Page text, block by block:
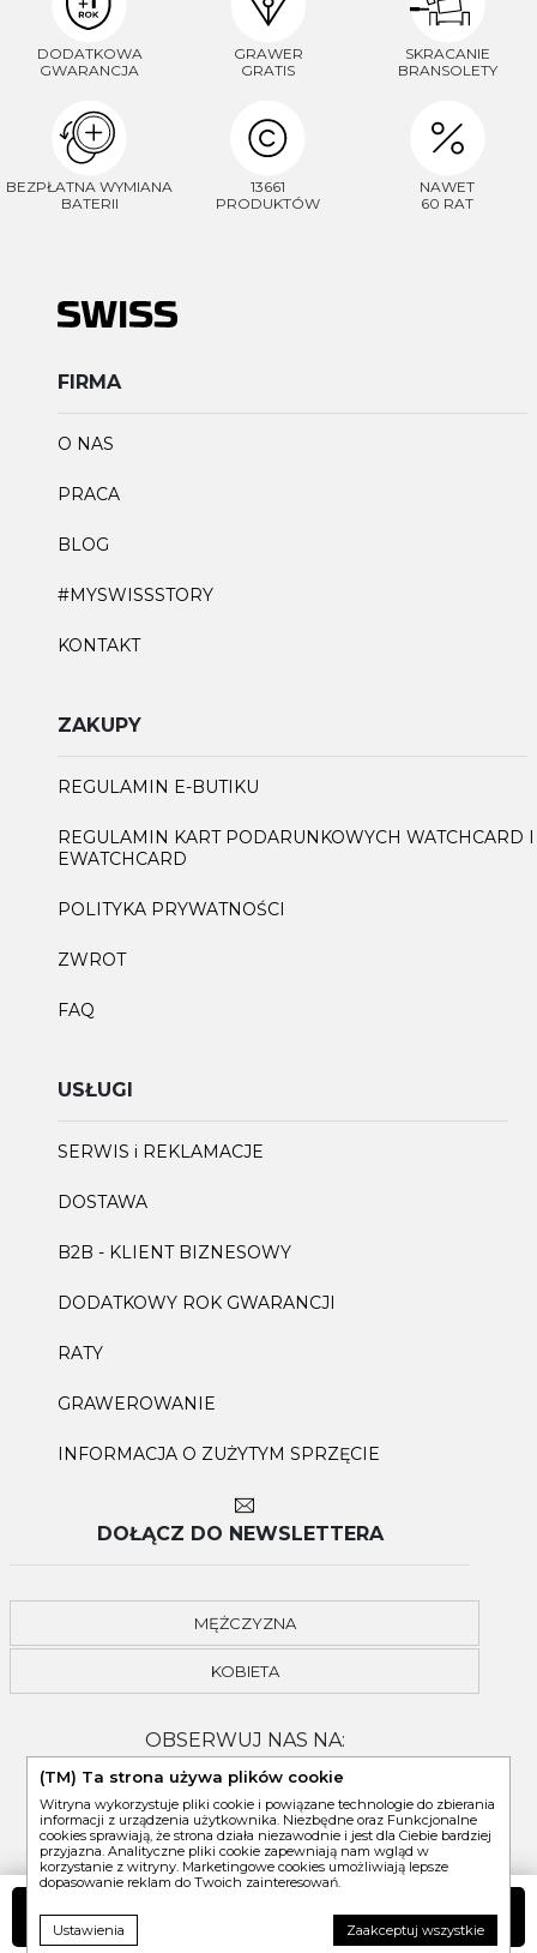
DO KOSZYKA
DODATKOWA
GWARANCJA
GRAWER
GRATIS
SKRACANIE
BRANSOLETY
BEZPŁATNA WYMIANA
BATERII
13661
PRODUKTÓW
NAWET
60 RAT
FIRMA
O NAS
PRACA
BLOG
#MYSWISSSTORY
KONTAKT
ZAKUPY
REGULAMIN E-BUTIKU
REGULAMIN KART PODARUNKOWYCH WATCHCARD I
EWATCHCARD
POLITYKA PRYWATNOŚCI
ZWROT
FAQ
USŁUGI
SERWIS i REKLAMACJE
DOSTAWA
B2B - KLIENT BIZNESOWY
DODATKOWY ROK GWARANCJI
RATY
GRAWEROWANIE
INFORMACJA O ZUŻYTYM SPRZĘCIE
DOŁĄCZ DO NEWSLETTERA
MĘŻCZYZNA
KOBIETA
OBSERWUJ NAS NA:
(TM) Ta strona używa plików cookie
Witryna wykorzystuje pliki cookie i powiązane technologie do zbierania
informacji z urządzenia użytkownika. Niezbędne oraz Funkcjonalne
cookies sprawiają, że strona działa niezawodnie i jest dla Ciebie bardziej
przyjazna. Analityczne pliki cookie zapewniają nam wgląd w
korzystanie z witryny. Marketingowe cookies umożliwiają lepsze
dopasowanie reklam do Twoich zainteresowań.
Ustawienia Zaakceptuj wszystkie